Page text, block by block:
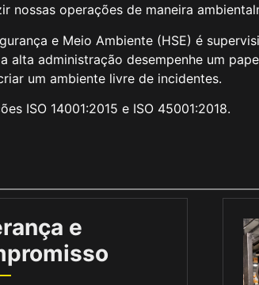
nossas operações de maneira
e Meio Ambiente (HSE) é
alta administração desempenhe um
um ambiente livre de incidentes.
ISO 14001:2015 e ISO 45001:2018.
e